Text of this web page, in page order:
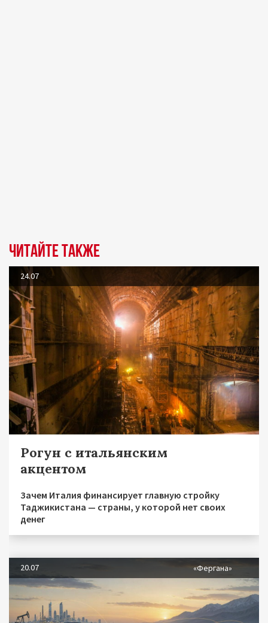
Читайте также
24.07
Рогун с итальянским
акцентом
Зачем Италия финансирует главную стройку
Таджикистана — страны, у которой нет своих
денег
20.07 «Фергана»